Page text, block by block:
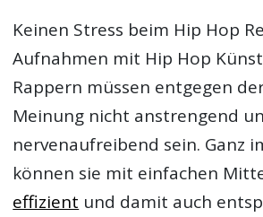
Keinen Stress beim Hip Hop
Aufnahmen mit Hip Hop
Rappern müssen entgegen
Meinung nicht anstrengend
nervenaufreibend sein. Ganz
können sie mit einfachen
effizient und damit auch